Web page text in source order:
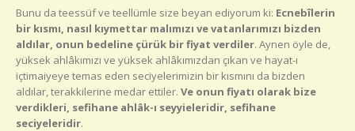
Bunu da teessüf ve teellümle size beyan ediyorum ki: Ecnebîlerin
bir kısmı, nasıl kıymettar malımızı ve vatanlarımızı bizden
aldılar, onun bedeline çürük bir fiyat verdiler. Aynen öyle de,
yüksek ahlâkımızı ve yüksek ahlâkımızdan çıkan ve hayat-ı
içtimaiyeye temas eden seciyelerimizin bir kısmını da bizden
aldılar, terakkilerine medar ettiler. Ve onun fiyatı olarak bize
verdikleri, sefihane ahlâk-ı seyyieleridir, sefihane
seciyeleridir.